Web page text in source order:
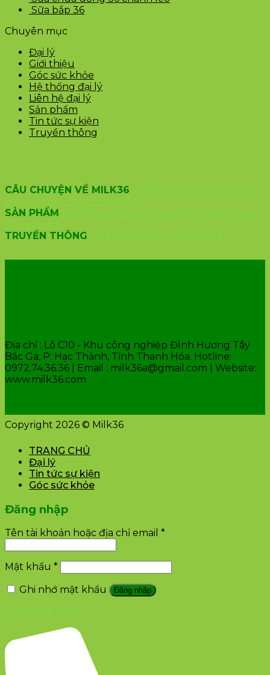
Sữa bắp 36
Chuyên mục
Đại lý
Giới thiệu
Góc sức khỏe
Hệ thống đại lý
Liên hệ đại lý
Sản phẩm
Tin tức sự kiện
Truyền thông
CÂU CHUYỆN VỀ MILK36
SẢN PHẨM
TRUYỀN THÔNG
Địa chỉ : Lô C10 - Khu công nghiệp Đình Hương Tây
Bắc Ga, P. Hạc Thành, Tỉnh Thanh Hóa. Hotline:
0972.74.36.36 | Email : milk36a@gmail.com | Website:
www.milk36.com
Copyright 2026 © Milk36
TRANG CHỦ
Đại lý
Tin tức sự kiện
Góc sức khỏe
Đăng nhập
Tên tài khoản hoặc địa chỉ email *
Mật khẩu *
Ghi nhớ mật khẩu
Đăng nhập